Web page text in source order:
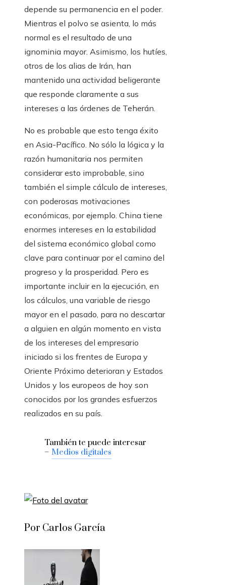
depende su permanencia en el poder.
Mientras el polvo se asienta, lo más
normal es el resultado de una
ignominia mayor. Asimismo, los hutíes,
otros de los alias de Irán, han
mantenido una actividad beligerante
que responde claramente a sus
intereses a las órdenes de Teherán.
No es probable que esto tenga éxito
en Asia-Pacífico. No sólo la lógica y la
razón humanitaria nos permiten
considerar esto improbable, sino
también el simple cálculo de intereses,
con poderosas motivaciones
económicas, por ejemplo. China tiene
enormes intereses en la estabilidad
del sistema económico global como
clave para continuar por el camino del
progreso y la prosperidad. Pero es
importante incluir en la ejecución, en
los cálculos, una variable de riesgo
mayor en el pasado, para no descartar
a alguien en algún momento en vista
de los intereses del empresario
iniciado si los frentes de Europa y
Oriente Próximo deterioran y Estados
Unidos y los europeos de hoy son
conocidos por los grandes esfuerzos
realizados en su país.
También te puede interesar
– Medios digitales
Por Carlos García